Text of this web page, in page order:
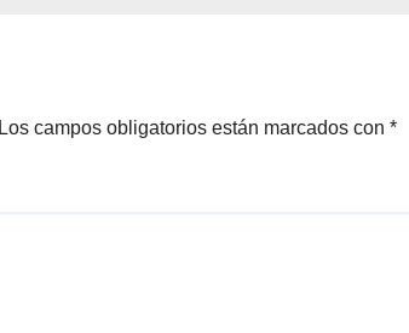
Los campos obligatorios están marcados con *